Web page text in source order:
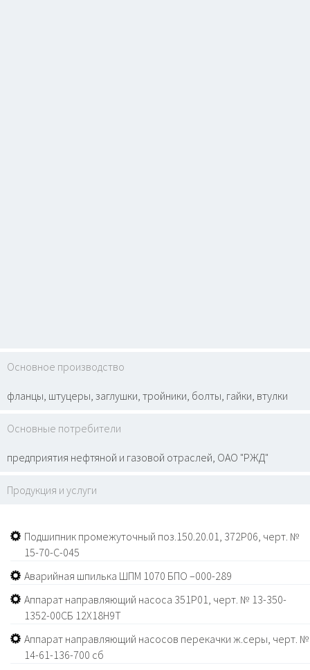
Основное производство
фланцы, штуцеры, заглушки, тройники, болты, гайки, втулки
Основные потребители
предприятия нефтяной и газовой отраслей, ОАО "РЖД"
Продукция и услуги
Подшипник промежуточный поз.150.20.01, 372Р06, черт. №
15-70-С-045
Аварийная шпилька ШПМ 1070 БПО –000-289
Аппарат направляющий насоса 351Р01, черт. № 13-350-
1352-00СБ 12Х18Н9Т
Аппарат направляющий насосов перекачки ж.серы, черт. №
14-61-136-700 сб